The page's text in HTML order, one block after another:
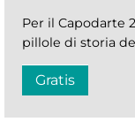
Per il Capodarte
pillole di storia
Gratis